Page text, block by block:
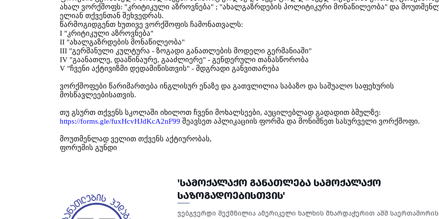
ახალ ვორქშოფს: "კრიტიკული აზროვნება" ; "ახალგაზრდების პოლიტიკური მონაწილეობა" და
ელიან თქვენთან შეხვედრას.
წარმოგიდგენთ ხუთივე ვორქშოფის ჩამონათვალს:
I "კრიტიკული აზროვნება"
II "ახალგაზრდების მონაწილეობა"
III "გერმანული კულტურა - ზოგადი განათლების მოდელი გერმანიაში"
IV "გაანათლე, დააწინაურე, გააძლიერე" - გენდერული თანასწორობა
V "ჩვენი აქტივიზმი დედამიწისთვის" - მდგრადი განვითარება
ვორქშოფები წარიმართება ინგლისურ ენაზე და გათვლილია საბაზო და საშუალო საფეხურის
მოსწავლეებისათვის.
თუ გსურთ თქვენს სკოლაში იხილოთ ჩვენი მოხალსეები, აუცილებლად გადადით ბმულზე:
https://forms.gle/fuxHcvHJdKcA2nF99 შეავსეთ აპლიკაციის ფორმა და მონიშნეთ სასურველი ვორქშოფი.
მოუთმენლად ველით თქვენს აქტიურობას,
ფორუმის გუნდი
'ᲡᲐᲛᲝᲥᲐᲚᲐᲥᲝ ᲒᲐᲜᲐᲗᲚᲔᲑᲐ ᲡᲐᲛᲝᲥᲐᲚᲐᲥᲝ
ᲡᲐᲖᲝᲒᲐᲓᲝᲔᲑᲘᲡᲗᲕᲘᲡ'
ვებგვერდი შექმნილია ამერიკელი ხალხის მხარდაჭერით აშშ